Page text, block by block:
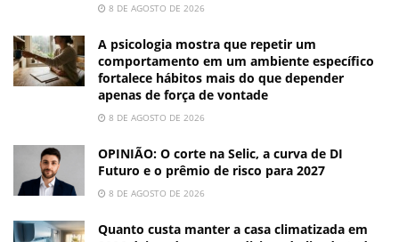
8 DE AGOSTO DE 2026
A psicologia mostra que repetir um
comportamento em um ambiente específico
fortalece hábitos mais do que depender
apenas de força de vontade
8 DE AGOSTO DE 2026
OPINIÃO: O corte na Selic, a curva de DI
Futuro e o prêmio de risco para 2027
8 DE AGOSTO DE 2026
Quanto custa manter a casa climatizada em